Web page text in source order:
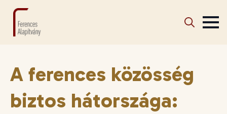
A ferences közösség
biztos hátországa: